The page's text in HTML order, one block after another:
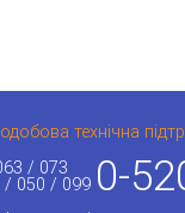
технічна
/ 073
/ 050 / 099 0-